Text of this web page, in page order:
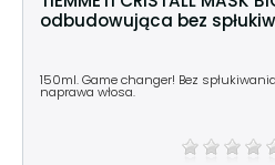
odbudowująca bez
150ml. Game changer! Bez
naprawa włosa.